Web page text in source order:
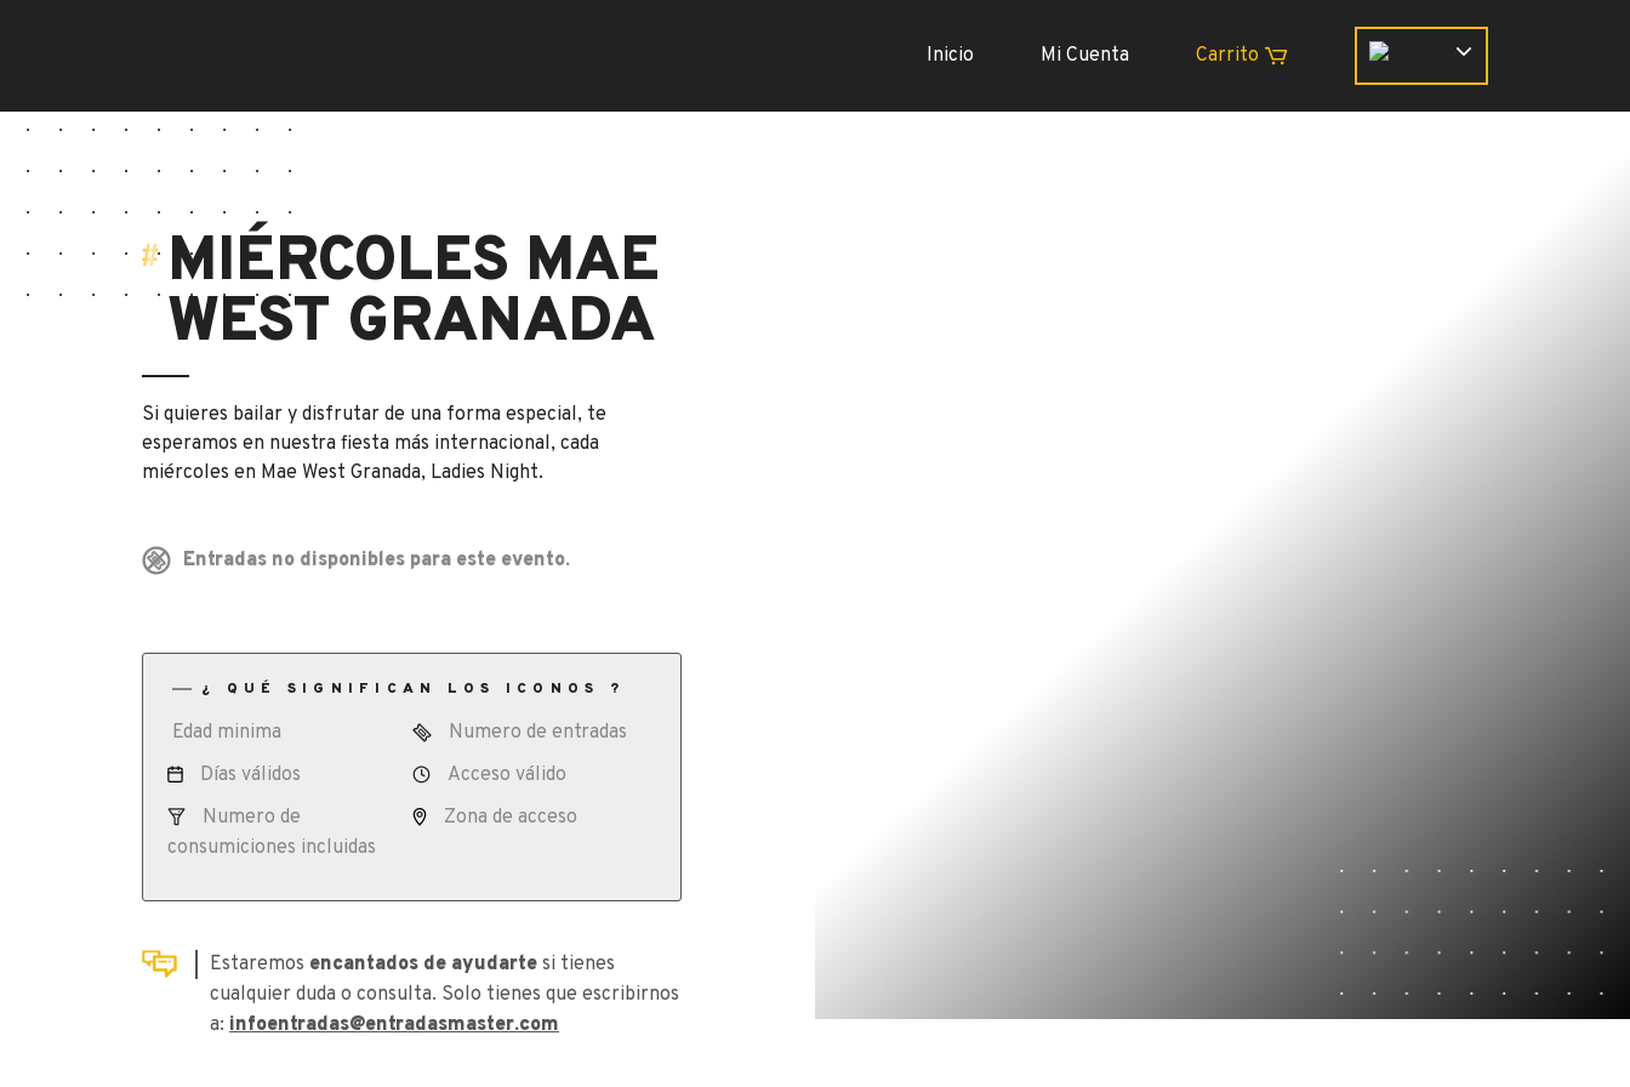
Inicio Mi Cuenta Carrito
MIÉRCOLES MAE
WEST GRANADA
Si quieres bailar y disfrutar de una forma especial, te
esperamos en nuestra fiesta más internacional, cada
miércoles en Mae West Granada, Ladies Night.
Entradas no disponibles para este evento.
¿ QUÉ SIGNIFICAN LOS ICONOS ?
Edad minima
Días válidos
Numero de
consumiciones incluidas
Numero de entradas
Acceso válido
Zona de acceso
Estaremos encantados de ayudarte si tienes
cualquier duda o consulta. Solo tienes que escribirnos
a: infoentradas@entradasmaster.com